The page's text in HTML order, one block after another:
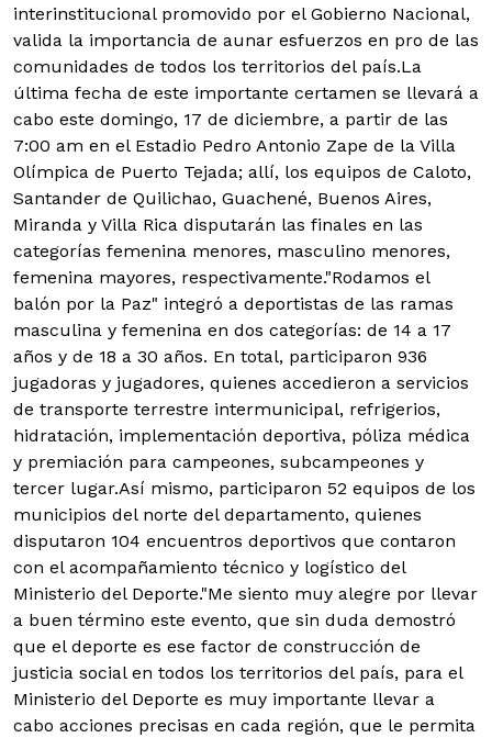
interinstitucional promovido por el Gobierno Nacional,
valida la importancia de aunar esfuerzos en pro de las
comunidades de todos los territorios del país.La
última fecha de este importante certamen se llevará a
cabo este domingo, 17 de diciembre, a partir de las
7:00 am en el Estadio Pedro Antonio Zape de la Villa
Olímpica de Puerto Tejada; allí, los equipos de Caloto,
Santander de Quilichao, Guachené, Buenos Aires,
Miranda y Villa Rica disputarán las finales en las
categorías femenina menores, masculino menores,
femenina mayores, respectivamente."Rodamos el
balón por la Paz" integró a deportistas de las ramas
masculina y femenina en dos categorías: de 14 a 17
años y de 18 a 30 años. En total, participaron 936
jugadoras y jugadores, quienes accedieron a servicios
de transporte terrestre intermunicipal, refrigerios,
hidratación, implementación deportiva, póliza médica
y premiación para campeones, subcampeones y
tercer lugar.Así mismo, participaron 52 equipos de los
municipios del norte del departamento, quienes
disputaron 104 encuentros deportivos que contaron
con el acompañamiento técnico y logístico del
Ministerio del Deporte."Me siento muy alegre por llevar
a buen término este evento, que sin duda demostró
que el deporte es ese factor de construcción de
justicia social en todos los territorios del país, para el
Ministerio del Deporte es muy importante llevar a
cabo acciones precisas en cada región, que le permita